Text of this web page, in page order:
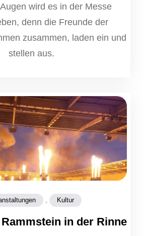
wird es in der Messe
denn die Freunde der
zusammen, laden ein und
stellen aus.
, Kultur
in der Rinne